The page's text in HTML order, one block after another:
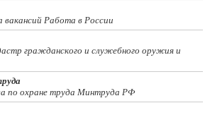
вакансий Работа в России
гражданского и служебного оружия и
по охране труда Минтруда РФ